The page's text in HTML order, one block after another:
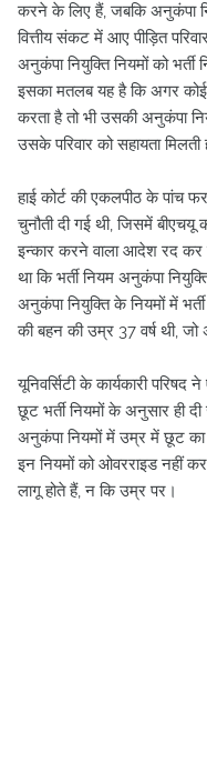
करने के लिए हैं, जबकि अनुकंपा
वित्तीय संकट में आए पीड़ित
अनुकंपा नियुक्ति नियमों को
इसका मतलब यह है कि अगर कोई
करता है तो भी उसकी अनुकंपा
उसके परिवार को सहायता मिलती
हाई कोर्ट की एकलपीठ के
चुनौती दी गई थी, जिसमें बीएचयू
इन्कार करने वाला आदेश रद कर
था कि भर्ती नियम अनुकंपा
अनुकंपा नियुक्ति के नियमों में
की बहन की उम्र 37 वर्ष थी,
यूनिवर्सिटी के कार्यकारी
छूट भर्ती नियमों के अनुसार ही
अनुकंपा नियमों में उम्र में छूट का
इन नियमों को ओवरराइड नहीं
लागू होते हैं, न कि उम्र पर।